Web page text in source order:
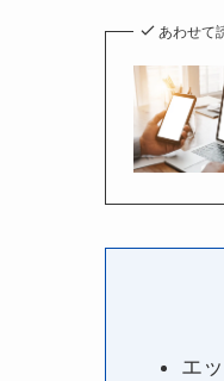
あわせて
エ